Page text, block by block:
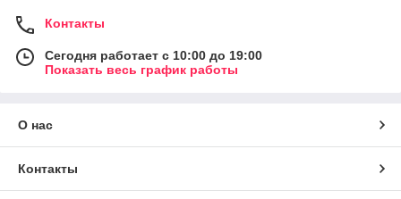
Контакты
Сегодня работает с 10:00 до 19:00
Показать весь график работы
О нас
Контакты